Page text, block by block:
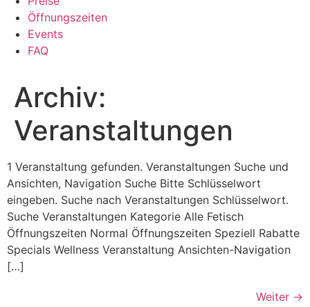
Öffnungszeiten
Events
FAQ
Archiv:
Veranstaltungen
1 Veranstaltung gefunden. Veranstaltungen Suche und
Ansichten, Navigation Suche Bitte Schlüsselwort
eingeben. Suche nach Veranstaltungen Schlüsselwort.
Suche Veranstaltungen Kategorie Alle Fetisch
Öffnungszeiten Normal Öffnungszeiten Speziell Rabatte
Specials Wellness Veranstaltung Ansichten-Navigation
[…]
Weiter →